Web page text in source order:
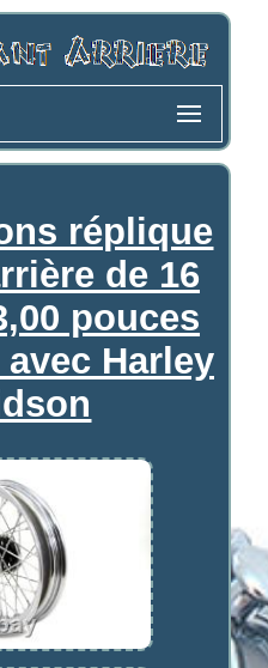
réplique
de 16
pouces
Harley